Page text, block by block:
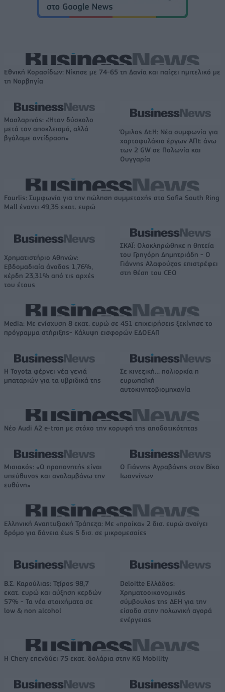
Εθνική Κορασίδων: Νίκησε με 74-65 τη Δανία και παίζει ημιτελικό με
τη Νορβηγία
Μασλαρινός: «Ήταν δύσκολο
μετά τον αποκλεισμό, αλλά
βγάλαμε αντίδραση»
Όμιλος ΔΕΗ: Νέα συμφωνία για
χαρτοφυλάκιο έργων ΑΠΕ άνω
των 2 GW σε Πολωνία και
Ουγγαρία
Fourlis: Συμφωνία για την πώληση συμμετοχής στο Sofia South Ring
Mall έναντι 49,35 εκατ. ευρώ
Χρηματιστήριο Αθηνών:
Εβδομαδιαία άνοδος 1,76%,
κέρδη 23,31% από τις αρχές
του έτους
ΣΚΑΪ: Ολοκληρώθηκε η θητεία
του Γρηγόρη Δημητριάδη - Ο
Γιάννης Αλαφούζος επιστρέφει
στη θέση του CEO
Media: Με ενίσχυση 8 εκατ. ευρώ σε 451 επιχειρήσεις ξεκίνησε το
πρόγραμμα στήριξης- Κάλυψη εισφορών ΕΔΟΕΑΠ
Η Toyota φέρνει νέα γενιά
μπαταριών για τα υβριδικά της
Σε κινεζική… πολιορκία η
ευρωπαϊκή
αυτοκινητοβιομηχανία
Νέο Audi A2 e-tron με στόχο την κορυφή της αποδοτικότητας
Μισιακός: «Ο προπονητής είναι
υπεύθυνος και αναλαμβάνω την
ευθύνη»
Ο Γιάννης Αγραβάνης στον Βίκο
Ιωαννίνων
Ελληνική Αναπτυξιακή Τράπεζα: Με «προίκα» 2 δισ. ευρώ ανοίγει
δρόμο για δάνεια έως 5 δισ. σε μικρομεσαίες
Β.Σ. Καρούλιας: Τζίρος 98,7
εκατ. ευρώ και αύξηση κερδών
57% - Τα νέα στοιχήματα σε
low & non alcohol
Deloitte Ελλάδος:
Χρηματοοικονομικός
σύμβουλος της ΔΕΗ για την
είσοδο στην πολωνική αγορά
ενέργειας
Η Chery επενδύει 75 εκατ. δολάρια στην KG Mobility